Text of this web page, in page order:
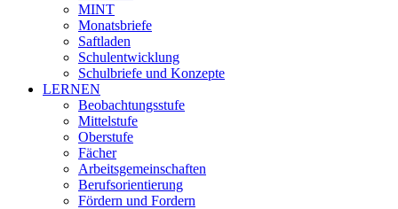
MINT
Monatsbriefe
Saftladen
Schulentwicklung
Schulbriefe und Konzepte
LERNEN
Beobachtungsstufe
Mittelstufe
Oberstufe
Fächer
Arbeitsgemeinschaften
Berufsorientierung
Fördern und Fordern